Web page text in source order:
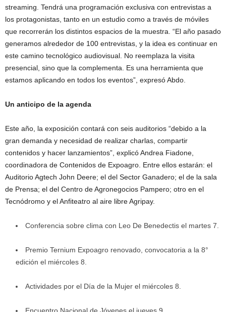
streaming. Tendrá una programación exclusiva con entrevistas a
los protagonistas, tanto en un estudio como a través de móviles
que recorrerán los distintos espacios de la muestra. “El año pasado
generamos alrededor de 100 entrevistas, y la idea es continuar en
este camino tecnológico audiovisual. No reemplaza la visita
presencial, sino que la complementa. Es una herramienta que
estamos aplicando en todos los eventos”, expresó Abdo.
Un anticipo de la agenda
Este año, la exposición contará con seis auditorios “debido a la
gran demanda y necesidad de realizar charlas, compartir
contenidos y hacer lanzamientos”, explicó Andrea Fiadone,
coordinadora de Contenidos de Expoagro. Entre ellos estarán: el
Auditorio Agtech John Deere; el del Sector Ganadero; el de la sala
de Prensa; el del Centro de Agronegocios Pampero; otro en el
Tecnódromo y el Anfiteatro al aire libre Agripay.
Conferencia sobre clima con Leo De Benedectis el martes 7.
Premio Ternium Expoagro renovado, convocatoria a la 8°
edición el miércoles 8.
Actividades por el Día de la Mujer el miércoles 8.